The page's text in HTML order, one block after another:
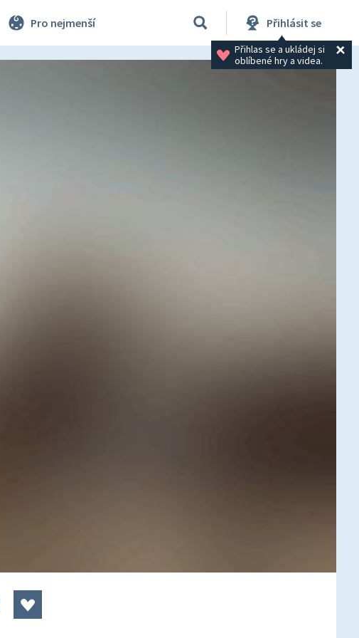
Pro nejmenší Přihlásit se
Přihlas se a ukládej si
oblíbené hry a videa.